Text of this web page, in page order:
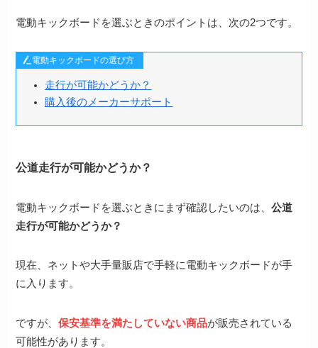
電動キックボードを選ぶときのポイントは、次の2つです。
電動キックボードの選び方
走行が可能かどうか？
購入後のメーカーサポート
公道走行が可能かどうか？
電動キックボードを選ぶときにまず確認したいのは、公道
走行が可能かどうか？
現在、ネットや大手量販店で手軽に電動キックボードが手
に入ります。
ですが、保安基準を満たしていない商品が販売されている
可能性があります。